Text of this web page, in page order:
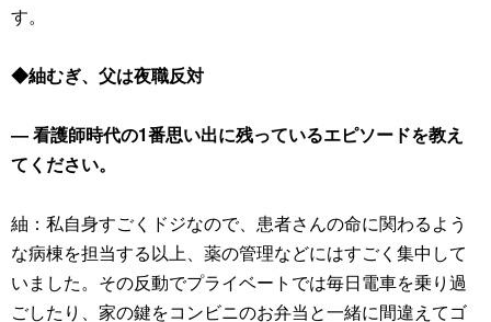
す。
◆紬むぎ、父は夜職反対
― 看護師時代の1番思い出に残っているエピソードを教え
てください。
紬：私自身すごくドジなので、患者さんの命に関わるよう
な病棟を担当する以上、薬の管理などにはすごく集中して
いました。その反動でプライベートでは毎日電車を乗り過
ごしたり、家の鍵をコンビニのお弁当と一緒に間違えてゴ